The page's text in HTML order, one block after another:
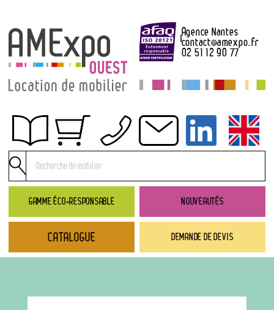
GAMME ÉCO-RESPONSABLE NOUVEAUTÉS
DEMANDE DE DEVIS
Agence Nantes
contact@amexpo.fr
02 51 12 90 77
Obtenir un devis
Conditions générales de location
Conditions de règlement
Contact
Catalogue
→ Nouveautés
CATALOGUE